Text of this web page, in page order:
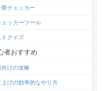
限チェッカー
ェッカーツール
トクイズ
者おすすめ
向けの攻略
上げの効率的なやり方